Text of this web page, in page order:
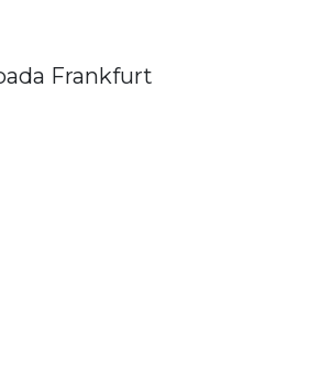
Frankfurt